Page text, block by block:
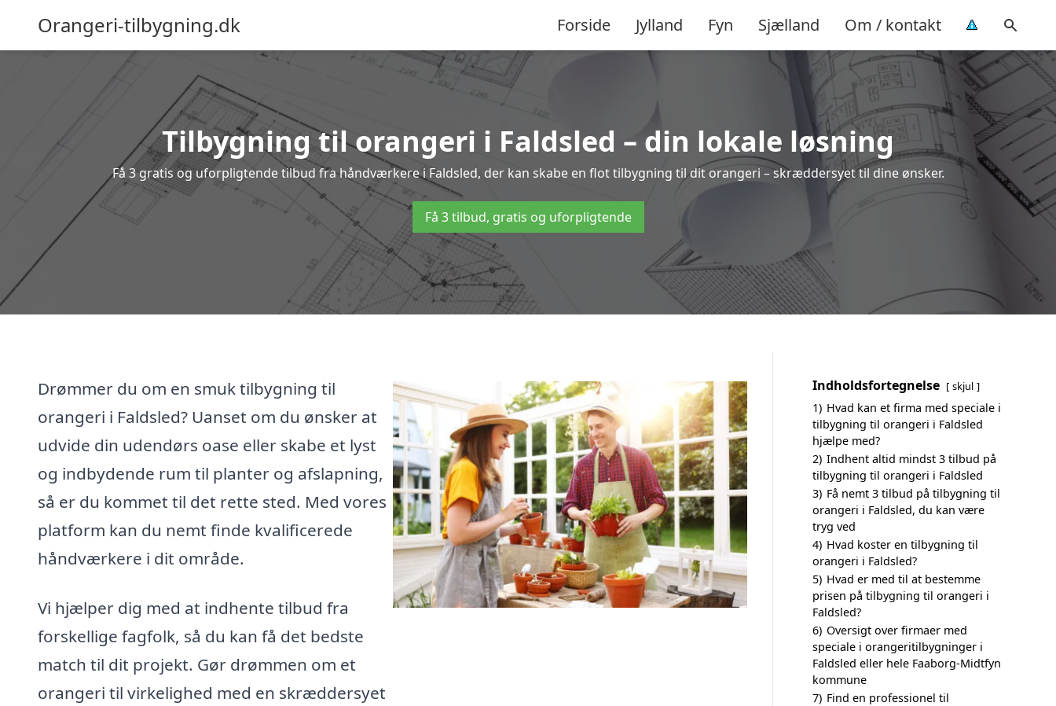
Orangeri-tilbygning.dk Forside Jylland Fyn Sjælland Om / kontakt
Tilbygning til orangeri i Faldsled – din lokale løsning
Få 3 gratis og uforpligtende tilbud fra håndværkere i Faldsled, der kan skabe en flot tilbygning til dit orangeri – skræddersyet til dine ønsker.
Få 3 tilbud, gratis og uforpligtende
Drømmer du om en smuk tilbygning til
orangeri i Faldsled? Uanset om du ønsker at
udvide din udendørs oase eller skabe et lyst
og indbydende rum til planter og afslapning,
så er du kommet til det rette sted. Med vores
platform kan du nemt finde kvalificerede
håndværkere i dit område.
Vi hjælper dig med at indhente tilbud fra
forskellige fagfolk, så du kan få det bedste
match til dit projekt. Gør drømmen om et
orangeri til virkelighed med en skræddersyet
Indholdsfortegnelse skjul
1) Hvad kan et firma med speciale i
tilbygning til orangeri i Faldsled
hjælpe med?
2) Indhent altid mindst 3 tilbud på
tilbygning til orangeri i Faldsled
3) Få nemt 3 tilbud på tilbygning til
orangeri i Faldsled, du kan være
tryg ved
4) Hvad koster en tilbygning til
orangeri i Faldsled?
5) Hvad er med til at bestemme
prisen på tilbygning til orangeri i
Faldsled?
6) Oversigt over firmaer med
speciale i orangeritilbygninger i
Faldsled eller hele Faaborg-Midtfyn
kommune
7) Find en professionel til